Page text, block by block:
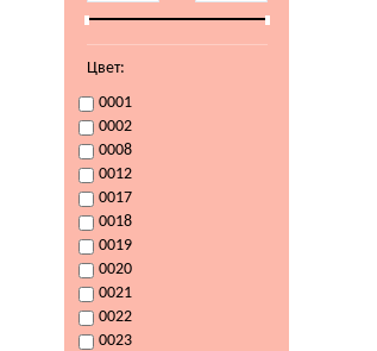
Цвет:
0001
0002
0008
0012
0017
0018
0019
0020
0021
0022
0023